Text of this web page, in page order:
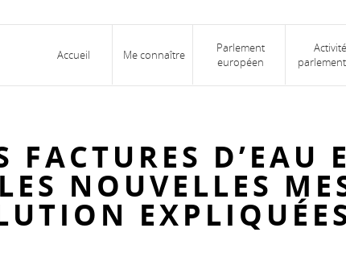
Accueil Me connaître
Parlement
européen
FACTURES D’EAU
NOUVELLES